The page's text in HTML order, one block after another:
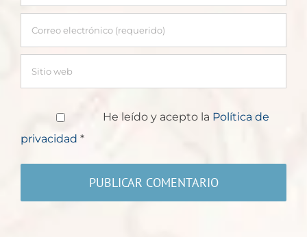
He leído y acepto la Política de
privacidad *